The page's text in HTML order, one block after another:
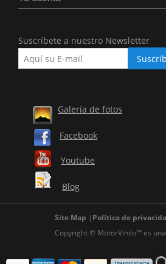
Suscríbete a nuestro Newsletter
Galería de fotos
Facebook
Youtube
Blog
Site Map Política de
Copyright © MotorVinilo™ es